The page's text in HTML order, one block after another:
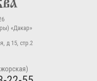
«Дакар»
д 15, стр.2